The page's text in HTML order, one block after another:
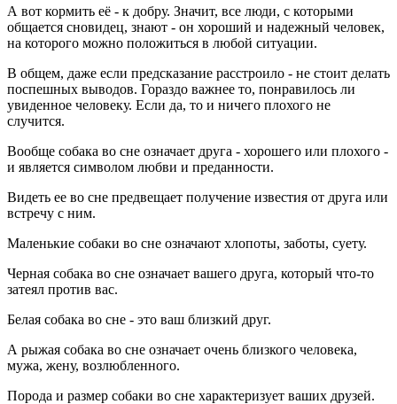
А вот кормить её - к добру. Значит, все люди, с которыми
общается сновидец, знают - он хороший и надежный человек,
на которого можно положиться в любой ситуации.
В общем, даже если предсказание расстроило - не стоит делать
поспешных выводов. Гораздо важнее то, понравилось ли
увиденное человеку. Если да, то и ничего плохого не
случится.
Вообще собака во сне означает друга - хорошего или плохого -
и является символом любви и преданности.
Видеть ее во сне предвещает получение известия от друга или
встречу с ним.
Маленькие собаки во сне означают хлопоты, заботы, суету.
Черная собака во сне означает вашего друга, который что-то
затеял против вас.
Белая собака во сне - это ваш близкий друг.
А рыжая собака во сне означает очень близкого человека,
мужа, жену, возлюбленного.
Порода и размер собаки во сне характеризует ваших друзей.